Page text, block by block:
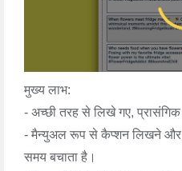
मुख्य लाभ:
- अच्छी तरह से लिखे गए,
- मैन्युअल रूप से कैप्शन लिखने
समय बचाता है।